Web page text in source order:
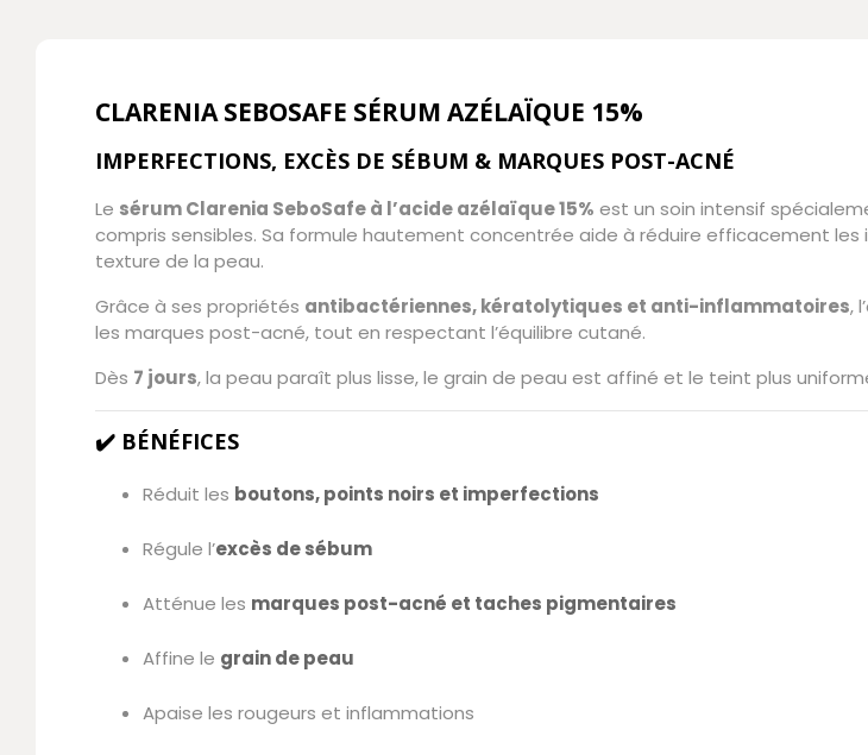
CLARENIA SEBOSAFE SÉRUM AZÉLAÏQUE 15%
IMPERFECTIONS, EXCÈS DE SÉBUM & MARQUES POST-ACNÉ
Le sérum Clarenia SeboSafe à l’acide azélaïque 15% est un soin intensif
compris sensibles. Sa formule hautement concentrée aide à réduire efficacement
texture de la peau.
Grâce à ses propriétés antibactériennes, kératolytiques et anti-inflammatoires,
les marques post-acné, tout en respectant l’équilibre cutané.
Dès 7 jours, la peau paraît plus lisse, le grain de peau est affiné et le teint plus
✔️ BÉNÉFICES
Réduit les boutons, points noirs et imperfections
Régule l’excès de sébum
Atténue les marques post-acné et taches pigmentaires
Affine le grain de peau
Apaise les rougeurs et inflammations